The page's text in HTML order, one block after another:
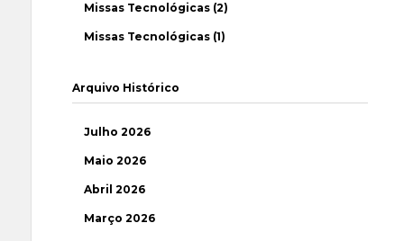
Missas Tecnológicas (2)
Missas Tecnológicas (1)
Arquivo Histórico
Julho 2026
Maio 2026
Abril 2026
Março 2026